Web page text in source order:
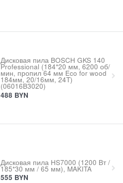
Дисковая пила BOSCH GKS 140
Professional (184*20 мм, 6200 об/
мин, пропил 64 мм Eco for wood
184мм, 20/16мм, 24T)
(06016B3020)
488 BYN
Дисковая пила HS7000 (1200 Вт /
185*30 мм / 65 мм), MAKITA
555 BYN